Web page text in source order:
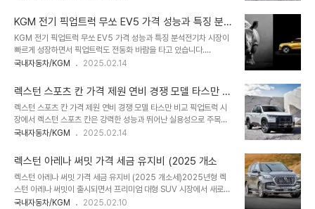
신형 모델 소식: 최근 SUV ..
와의 차별점에 대해 자세히 알아보겠습니다. 목차 1. 렉스턴 스포츠 가
격표 정보 2. 렉스턴 스포츠의 주요 제원 3. 다른 SUV와의 차별점 4.
렉스턴 스포츠 활용 꿀팁 5. 픽업트럭의 장점 1. 렉스턴 스포츠 가격표
정보 렉스턴 스포츠의 가격은 트림에 따라 다양하게 책정되어 있는데
요. 2022년 기준 가격을 살펴보면 다음과 같습니다. - 와일드
KGM 전기 픽업트럭 무쏘 EV5 가격 성능과 특징 분
석
KGM 전기 픽업트럭 무쏘 EV5 가격 성능과 특징 분석전기차 시장이
빠르게 성장하면서 픽업트럭도 전동화 바람을 타고 있습니다.
KGM(구 쌍용자동차)이 새롭게 선보이는 KGM 전기 픽업트럭, 무쏘
픽업의 핵심 모델인 무쏘 EV5의 스펙, 성능, 그리고 기대할 만한 요소
들을 살펴보겠습니다.목차KGM 전기 픽업트럭 무쏘 EV5의 주요 스
펙무쏘 EV5의 주행 성능과 배터리 용량KGM 전기 픽업, 경쟁 모델과
비교 분석무쏘 EV 픽업트럭의 장점과 단점KGM 전기 픽업트럭 출시
일정 및 예상 가격 1. KGM 전기 픽업트럭 무쏘 EV5의 주요 스펙
업트럭입니다. 프로젝트 명..
국내자동차/KGM 2025.02.14
렉스턴 스포츠 칸 가격 제원 연비 경쟁 모델 타스만 비
교
렉스턴 스포츠 칸 가격 제원 연비 경쟁 모델 타스만 비교 픽업트럭 시
장에서 렉스턴 스포츠 칸은 강력한 성능과 뛰어난 실용성으로 주목받
고 있죠. 하지만 구매를 고려하는 소비자라면 스포츠 칸 가격, 스포츠
하게 살펴봐야 합니다. 이번 글에서는 렉스턴 스포츠 칸의 가격과 성능
을 분석하고, 경쟁 모델 타스만과 어떤 차이가 있는지 상세히 알아보겠
습니다.목차렉스턴 스포츠 칸 가격 및 트림별 특징스포츠 칸 제원과 성
능 분석스포츠 칸 연비는 어떨까?경쟁 모델 타스만과의 비교결론: 렉
스턴 스포츠 칸이 경쟁력 있는 이유1. 렉스턴 스포츠 칸 가격 및 트림
국내자동차/KGM 2025.02.14
렉스턴 아레나 써밋 가격 세금 유지비 (2025 개소
렉스턴 아레나 써밋 가격 세금 유지비 (2025 개소세)2025년형 렉
스턴 아레나 써밋이 출시되면서 프리미엄 대형 SUV 시장에서 새로운
변화를 예고하고 있습니다. KG모빌리티는 기존 렉스턴의 강인한 이미
국내자동차/KGM 2025.02.10